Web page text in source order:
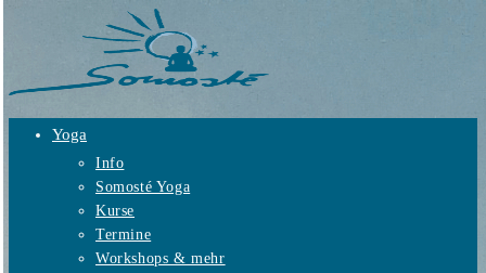
Yoga
Info
Somosté Yoga
Kurse
Termine
Workshops & mehr